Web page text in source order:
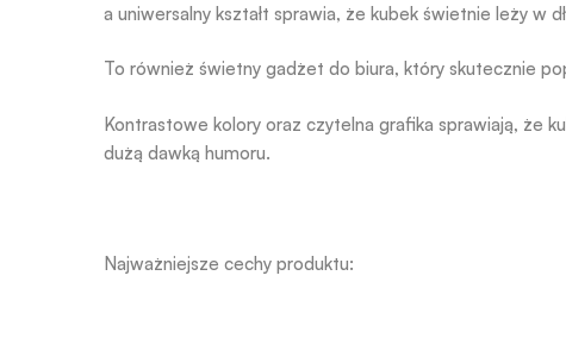
a uniwersalny kształt sprawia, że kubek świetnie leży w
To również świetny gadżet do biura, który skutecznie
Kontrastowe kolory oraz czytelna grafika sprawiają, że
dużą dawką humoru.
Najważniejsze cechy produktu: